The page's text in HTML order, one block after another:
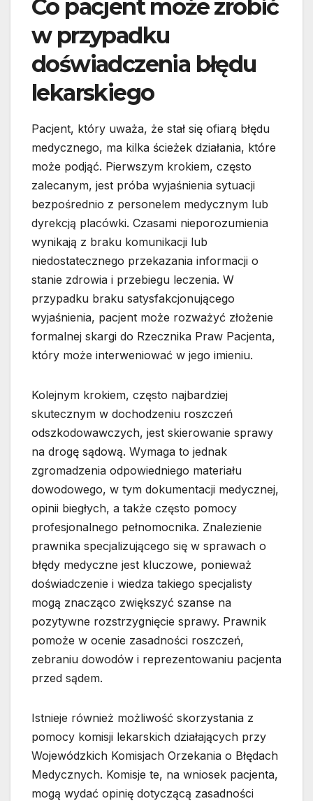
Co pacjent może zrobić
w przypadku
doświadczenia błędu
lekarskiego
Pacjent, który uważa, że stał się ofiarą błędu
medycznego, ma kilka ścieżek działania, które
może podjąć. Pierwszym krokiem, często
zalecanym, jest próba wyjaśnienia sytuacji
bezpośrednio z personelem medycznym lub
dyrekcją placówki. Czasami nieporozumienia
wynikają z braku komunikacji lub
niedostatecznego przekazania informacji o
stanie zdrowia i przebiegu leczenia. W
przypadku braku satysfakcjonującego
wyjaśnienia, pacjent może rozważyć złożenie
formalnej skargi do Rzecznika Praw Pacjenta,
który może interweniować w jego imieniu.
Kolejnym krokiem, często najbardziej
skutecznym w dochodzeniu roszczeń
odszkodowawczych, jest skierowanie sprawy
na drogę sądową. Wymaga to jednak
zgromadzenia odpowiedniego materiału
dowodowego, w tym dokumentacji medycznej,
opinii biegłych, a także często pomocy
profesjonalnego pełnomocnika. Znalezienie
prawnika specjalizującego się w sprawach o
błędy medyczne jest kluczowe, ponieważ
doświadczenie i wiedza takiego specjalisty
mogą znacząco zwiększyć szanse na
pozytywne rozstrzygnięcie sprawy. Prawnik
pomoże w ocenie zasadności roszczeń,
zebraniu dowodów i reprezentowaniu pacjenta
przed sądem.
Istnieje również możliwość skorzystania z
pomocy komisji lekarskich działających przy
Wojewódzkich Komisjach Orzekania o Błędach
Medycznych. Komisje te, na wniosek pacjenta,
mogą wydać opinię dotyczącą zasadności